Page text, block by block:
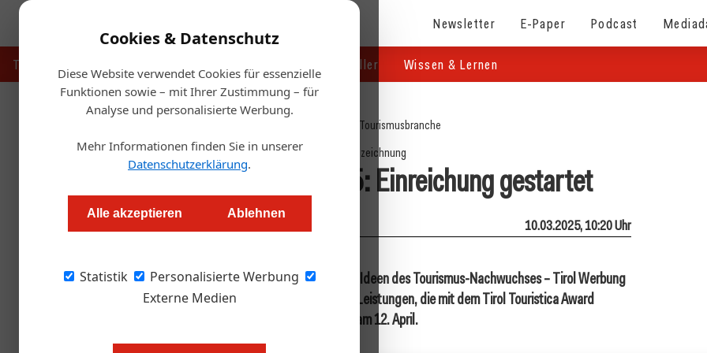
Cookies & Datenschutz
Diese Website verwendet Cookies für essenzielle
Funktionen sowie – mit Ihrer Zustimmung – für
Analyse und personalisierte Werbung.
Mehr Informationen finden Sie in unserer
Datenschutzerklärung.
Alle akzeptieren Ablehnen
Statistik
Personalisierte Werbung
Externe Medien
Newsletter E-Paper Podcast
Touristik Handel & Hersteller Wissen & Lernen
Tourismusbranche
Auszeichnung
Tirol Touristica 2025: Einreichung gestartet
Redaktion.OEGZ 10.03.2025, 10:20 Uhr
Ob innovative Tourismusprojekte oder visionäre Ideen des Tourismus-Nachwuchses – Tirol Werbung
sucht auch 2025 wieder nach herausragenden Leistungen, die mit dem Tirol Touristica Award
ausgezeichnet werden. Die Einreichfrist endet am 12. April.